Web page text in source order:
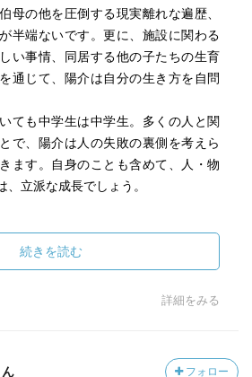
母の他を圧倒する現実離れな遍歴、
半端ないです。更に、施設に関わる
い事情、同居する他の子たちの生育
通じて、陽介は自分の生き方を自問
ても中学生は中学生。多くの人と関
で、陽介は人の失敗の裏側を考えら
ます。自身のことも含めて、人・物
立派な成長でしょう。
多くの人たちで、好影響を与えた筆
ることに間違いはありません。名セ
とのことですが、周囲の人との関わ
なものにも関わらず、爽やかな読
続きを読む
詳細をみる
フォロー